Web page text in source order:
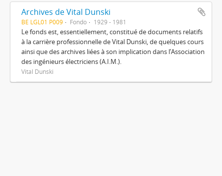
Archives de Vital Dunski
BE LGL01 P009 Fondo 1929 - 1981
Le fonds est, essentiellement, constitué de documents relatifs
à la carrière professionnelle de Vital Dunski, de quelques cours
ainsi que des archives liées à son implication dans l’Association
des ingénieurs électriciens (A.I.M.).
Vital Dunski